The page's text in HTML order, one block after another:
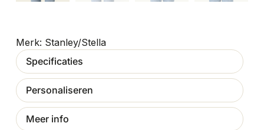
Stanley/Stella
Specificaties
Personaliseren
Meer info